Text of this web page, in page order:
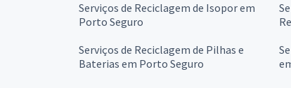
Serviços de Reciclagem de Isopor em
Porto Seguro
Serviços de Reciclagem de Pilhas e
Baterias em Porto Seguro